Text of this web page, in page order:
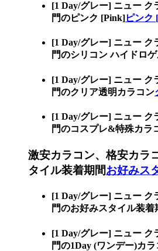
[1 Day/グレー] ニュー
門のピンク [Pink]ピンク
[1 Day/グレー] ニュー
門のシリコン ハイドロ
[1 Day/グレー] ニュー
門のクリア透明カラコン
[1 Day/グレー] ニュー
門のコスプレ&特殊カラ
激安カラコン、格安カラ
タイル装着期間お好みス
[1 Day/グレー] ニュー
門のお好みスタイル装着
[1 Day/グレー] ニュー
門の1Day (ワンデー)カ